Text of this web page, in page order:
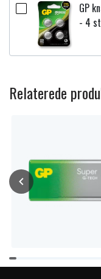
Passer til mærket:
Læs om
GP
- 4
Relaterede
Item
1